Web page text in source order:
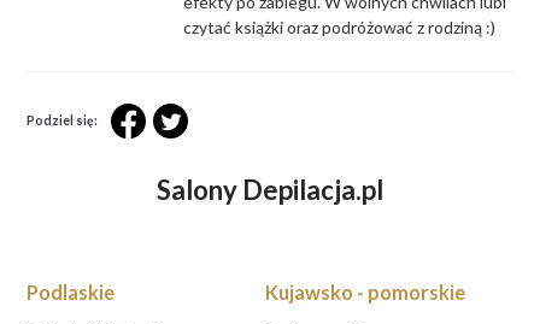
czytać książki oraz podróżować z rodziną :)
Podziel się:
Salony Depilacja.pl
Podlaskie Kujawsko - pomorskie